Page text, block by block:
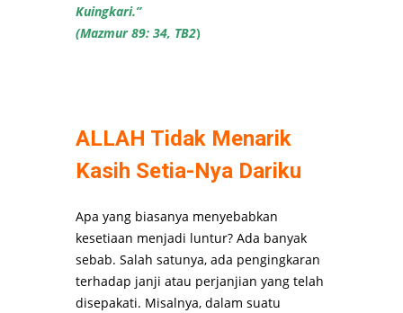
Kuingkari.”
(Mazmur 89: 34, TB2)
ALLAH Tidak Menarik
Kasih Setia-Nya Dariku
Apa yang biasanya menyebabkan
kesetiaan menjadi luntur? Ada banyak
sebab. Salah satunya, ada pengingkaran
terhadap janji atau perjanjian yang telah
disepakati. Misalnya, dalam suatu